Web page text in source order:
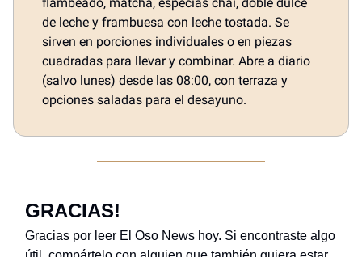
flambeado, matcha, especias chai, doble dulce
de leche y frambuesa con leche tostada. Se
sirven en porciones individuales o en piezas
cuadradas para llevar y combinar. Abre a diario
(salvo lunes) desde las 08:00, con terraza y
opciones saladas para el desayuno.
GRACIAS!
Gracias por leer El Oso News hoy. Si encontraste algo